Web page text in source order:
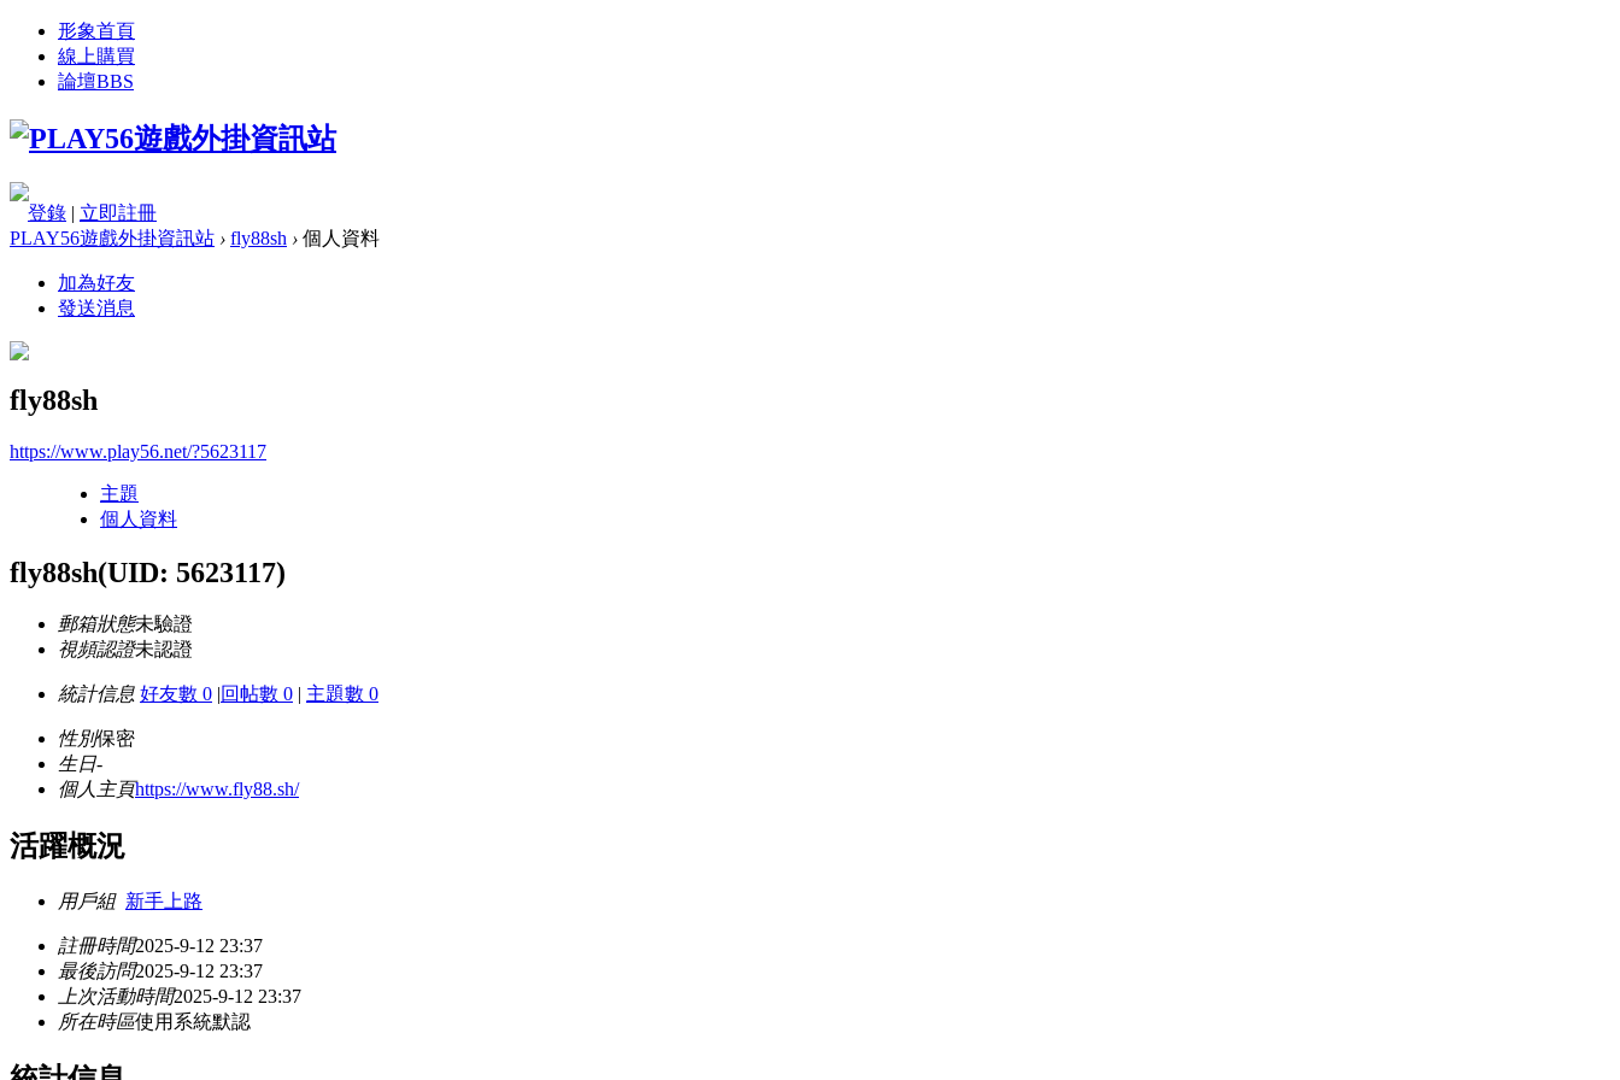
形象首頁
線上購買
論壇BBS
登錄 | 立即註冊
PLAY56遊戲外掛資訊站 › fly88sh › 個人資料
加為好友
發送消息
fly88sh
https://www.play56.net/?5623117
主題
個人資料
fly88sh(UID: 5623117)
郵箱狀態未驗證
視頻認證未認證
統計信息 好友數 0 |回帖數 0 | 主題數 0
性別保密
生日-
個人主頁https://www.fly88.sh/
活躍概況
用戶組 新手上路
註冊時間2025-9-12 23:37
最後訪問2025-9-12 23:37
上次活動時間2025-9-12 23:37
所在時區使用系統默認